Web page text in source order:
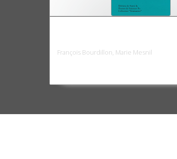
François Bourdillon, Marie Mesnil